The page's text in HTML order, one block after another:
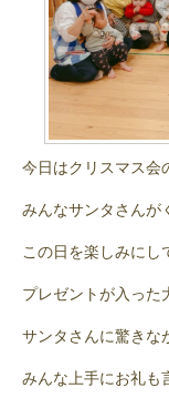
今日はクリスマス会
みんなサンタさんが
この日を楽しみにし
プレゼントが入った
サンタさんに驚きな
みんな上手にお礼も